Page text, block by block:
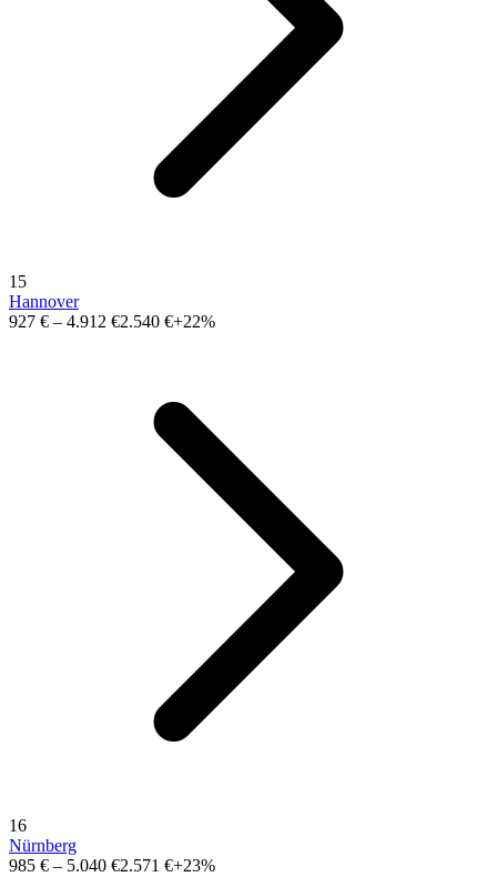
15
Hannover
927 € – 4.912 €2.540 €+22%
16
Nürnberg
985 € – 5.040 €2.571 €+23%